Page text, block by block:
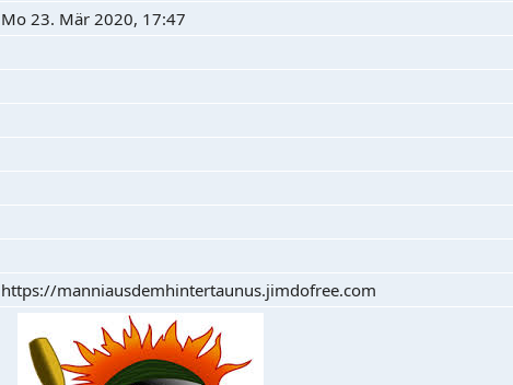
Mo 23. Mär 2020, 17:47
https://manniausdemhintertaunus.jimdofree.com